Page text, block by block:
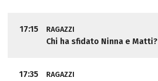
17:15 RAGAZZI
Chi ha sfidato Ninna e Matti?
17:35 RAGAZZI